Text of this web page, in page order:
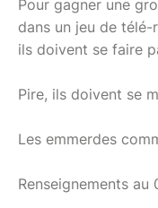
Pour gagner une
dans un jeu de télé-
ils doivent se faire
Pire, ils doivent se
Les emmerdes
Renseignements au